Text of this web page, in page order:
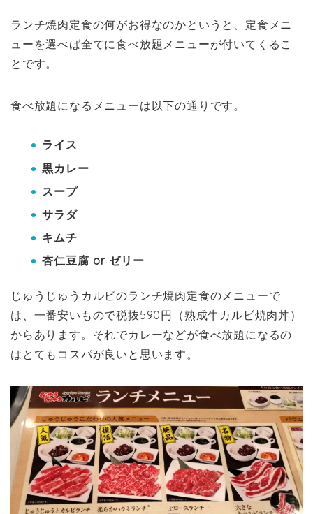
ランチ焼肉定食の何がお得なのかというと、定食メニ
ューを選べば全てに食べ放題メニューが付いてくるこ
とです。
食べ放題になるメニューは以下の通りです。
ライス
黒カレー
スープ
サラダ
キムチ
杏仁豆腐 or ゼリー
じゅうじゅうカルビのランチ焼肉定食のメニューで
は、一番安いもので税抜590円（熟成牛カルビ焼肉丼）
からあります。それでカレーなどが食べ放題になるの
はとてもコスパが良いと思います。